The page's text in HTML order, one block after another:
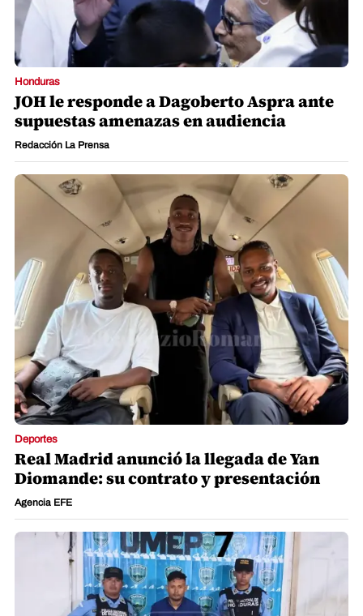
Honduras
JOH le responde a Dagoberto Aspra ante
supuestas amenazas en audiencia
Redacción La Prensa
Deportes
Real Madrid anunció la llegada de Yan
Diomande: su contrato y presentación
Agencia EFE